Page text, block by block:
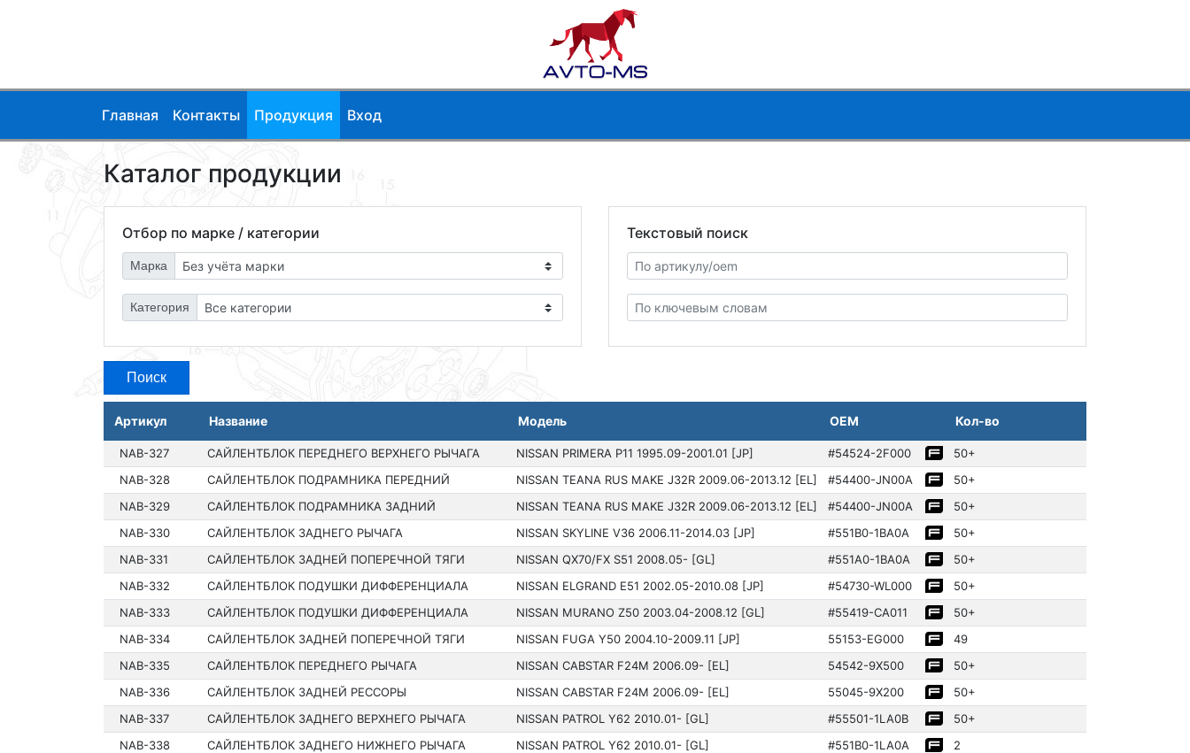
Главная Контакты Продукция Вход
Каталог продукции
Отбор по марке / категории
Марка
Категория
Текстовый поиск
Поиск
Артикул Название Модель OEM Кол-во
NAB-327 САЙЛЕНТБЛОК ПЕРЕДНЕГО ВЕРХНЕГО РЫЧАГА NISSAN PRIMERA P11 199­5.09-2001.01 [JP] #54524­-2F000
50+
NAB-328
САЙЛЕНТБЛОК ПОДРАМНИКА ПЕРЕДНИЙ NISSAN TEANA RUS MAKE J32R 2009.06-2013.12 [EL] #54400­-JN00A
50+
NAB-329
САЙЛЕНТБЛОК ПОДРАМНИКА ЗАДНИЙ NISSAN TEANA RUS MAKE J32R 2009.06-2013.12 [EL] #54400­-JN00A
50+
NAB-330
САЙЛЕНТБЛОК ЗАДНЕГО РЫЧАГА NISSAN SKYLINE V36 200­6.11-2014.03 [JP] #551B0-1BA0A
50+
NAB-331
САЙЛЕНТБЛОК ЗАДНЕЙ ПОПЕРЕЧНОЙ ТЯГИ NISSAN QX70/FX S51 200­8.05- [GL] #551A0-1BA0A
50+
NAB-332
САЙЛЕНТБЛОК ПОДУШКИ ДИФФЕРЕНЦИАЛА NISSAN ELGRAND E51 200­2.05-2010.08 [JP] #54730­-WL000
50+
NAB-333
САЙЛЕНТБЛОК ПОДУШКИ ДИФФЕРЕНЦИАЛА NISSAN MURANO Z50 200­3.04-2008.12 [GL] #55419­-CA011
50+
NAB-334
САЙЛЕНТБЛОК ЗАДНЕЙ ПОПЕРЕЧНОЙ ТЯГИ NISSAN FUGA Y50 200­4.10-2009.11 [JP] 55153­-EG000
49
NAB-335
САЙЛЕНТБЛОК ПЕРЕДНЕГО РЫЧАГА NISSAN CABSTAR F24M 2006.09- [EL] 54542­-9X500
50+
NAB-336
САЙЛЕНТБЛОК ЗАДНЕЙ РЕССОРЫ NISSAN CABSTAR F24M 2006.09- [EL] 55045­-9X200
50+
NAB-337
САЙЛЕНТБЛОК ЗАДНЕГО ВЕРХНЕГО РЫЧАГА NISSAN PATROL Y62 201­0.01- [GL] #55501­-1LA0B
50+
NAB-338
САЙЛЕНТБЛОК ЗАДНЕГО НИЖНЕГО РЫЧАГА NISSAN PATROL Y62 201­0.01- [GL] #551B0-1LA0A
2